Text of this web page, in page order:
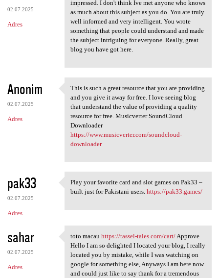
02.07.2025
Adres
impressed. I don't think Ive met anyone who knows
as much about this subject as you do. You are truly
well informed and very intelligent. You wrote
something that people could understand and made
the subject intriguing for everyone. Really, great
blog you have got here.
Anonim
02.07.2025
Adres
This is such a great resource
This is such a great resource that you are providing
and you give it away for free. I love seeing blog
that understand the value of providing a quality
resource for free. Musicverter SoundCloud
Downloader
https://www.musicverter.com/soundcloud-
downloader
pak33
02.07.2025
Adres
Play your favorite card and
Play your favorite card and slot games on Pak33 –
built just for Pakistani users. https://pak33.games/
sahar
02.07.2025
Adres
toto macau https://tassel
toto macau https://tassel-tales.com/cart/Approve
Hello I am so delighted I located your blog, I really
located you by mistake, while I was watching on
google for something else, Anyways I am here now
and could just like to say thank for a tremendous